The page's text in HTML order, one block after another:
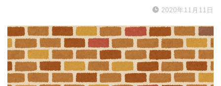
2020年11月11日